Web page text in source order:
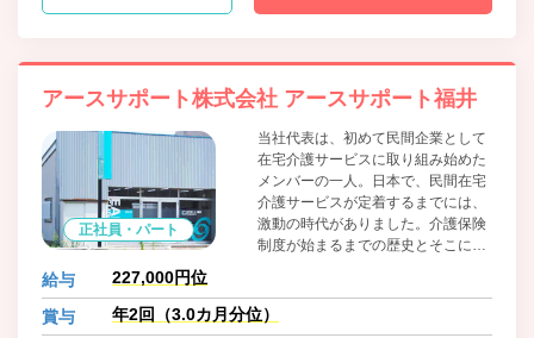
アースサポート株式会社 アースサポート福井
正社員・パート
当社代表は、初めて民間企業として
在宅介護サービスに取り組み始めた
メンバーの一人。日本で、民間在宅
介護サービスが定着するまでには、
激動の時代がありました。介護保険
制度が始まるまでの歴史とそこにか
生を懸けた仕事は、現在の当社の原
給与 227,000円位
賞与 年2回（3.0カ月分位）